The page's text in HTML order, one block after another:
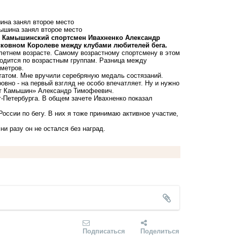
занял второе место
спортсмен Ивахненко Александр
Королеве между клубами любителей бега.
возрасте. Самому возрастному спортсмену в этом
по возрастным группам. Разница между
Мне вручили серебряную медаль состязаний.
- на первый взгляд не особо впечатляет. Ну и нужно
Камышин» Александр Тимофеевич.
В общем зачете Ивахненко показал
по бегу. В них я тоже принимаю активное участие,
разу он не остался без наград.
Подписаться Поделиться